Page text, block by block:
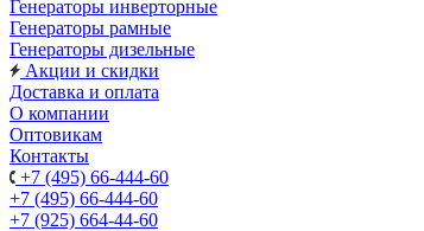
Генераторы инверторные
Генераторы рамные
Генераторы дизельные
Акции и скидки
Доставка и оплата
О компании
Оптовикам
Контакты
+7 (495) 66-444-60
+7 (495) 66-444-60
+7 (925) 664-44-60